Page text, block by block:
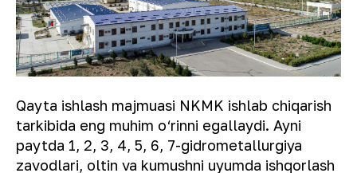
Qayta ishlash majmuasi NKMK ishlab chiqarish
tarkibida eng muhim o‘rinni egallaydi. Ayni
paytda 1, 2, 3, 4, 5, 6, 7-gidrometallurgiya
zavodlari, oltin va kumushni uyumda ishqorlash